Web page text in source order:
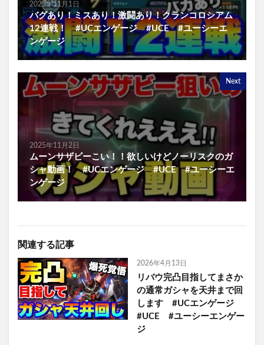
2025年11月1日
バグあり！ミスあり！激闘あり！クランコロシアム
12連戦！ #UCエンゲージ #UCE #ユーシーエ
ンゲージ
Next
2025年11月2日
ムーンサザビーこい！！欲しいけどノーリスクのガ
シャ動画！ #UCエンゲージ #UCE #ユーシーエ
ンゲージ
関連する記事
2026年4月13日
リバウ完凸目指してまさか
の通常ガシャを天井まで回
します #UCエンゲージ
#UCE #ユーシーエンゲー
ジ